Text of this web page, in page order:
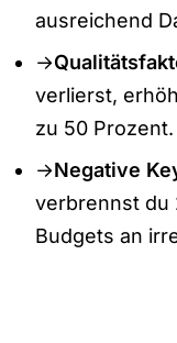
ausreichend
→
verlierst,
zu 50 Prozent.
→Negative
verbrennst du
Budgets an